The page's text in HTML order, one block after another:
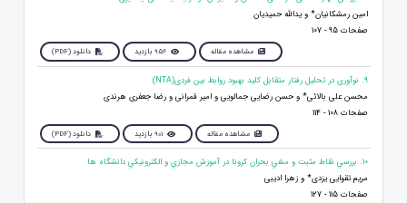
امین رمشکانیان* و یدالله حمیدیان
صفحات 95 - 107
مشاهده مقاله 956 بازدید دانلود (PDF)
9. نوآوری در تحلیل رفتار متقابل کلید بهبود روابط بین فردی(NTA)
محسن علی بالائی* و حسن رضایی جمالویی و امیر قمرانی و رضا جعفری هرندی
صفحات 108 - 114
مشاهده مقاله 901 بازدید دانلود (PDF)
10. بررسي نقاط مثبت و منفي بحران كرونا در آموزش مجازي و الكترونيكي دانشگاه ها
مریم تقوایی یزدی* و زهرا ادیبی
صفحات 115 - 127